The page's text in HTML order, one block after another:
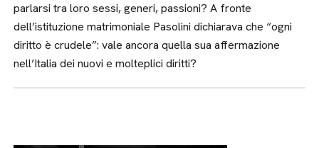
parlarsi tra loro sessi, generi, passioni? A fronte
dell’istituzione matrimoniale Pasolini dichiarava che “ogni
diritto è crudele”: vale ancora quella sua affermazione
nell’Italia dei nuovi e molteplici diritti?